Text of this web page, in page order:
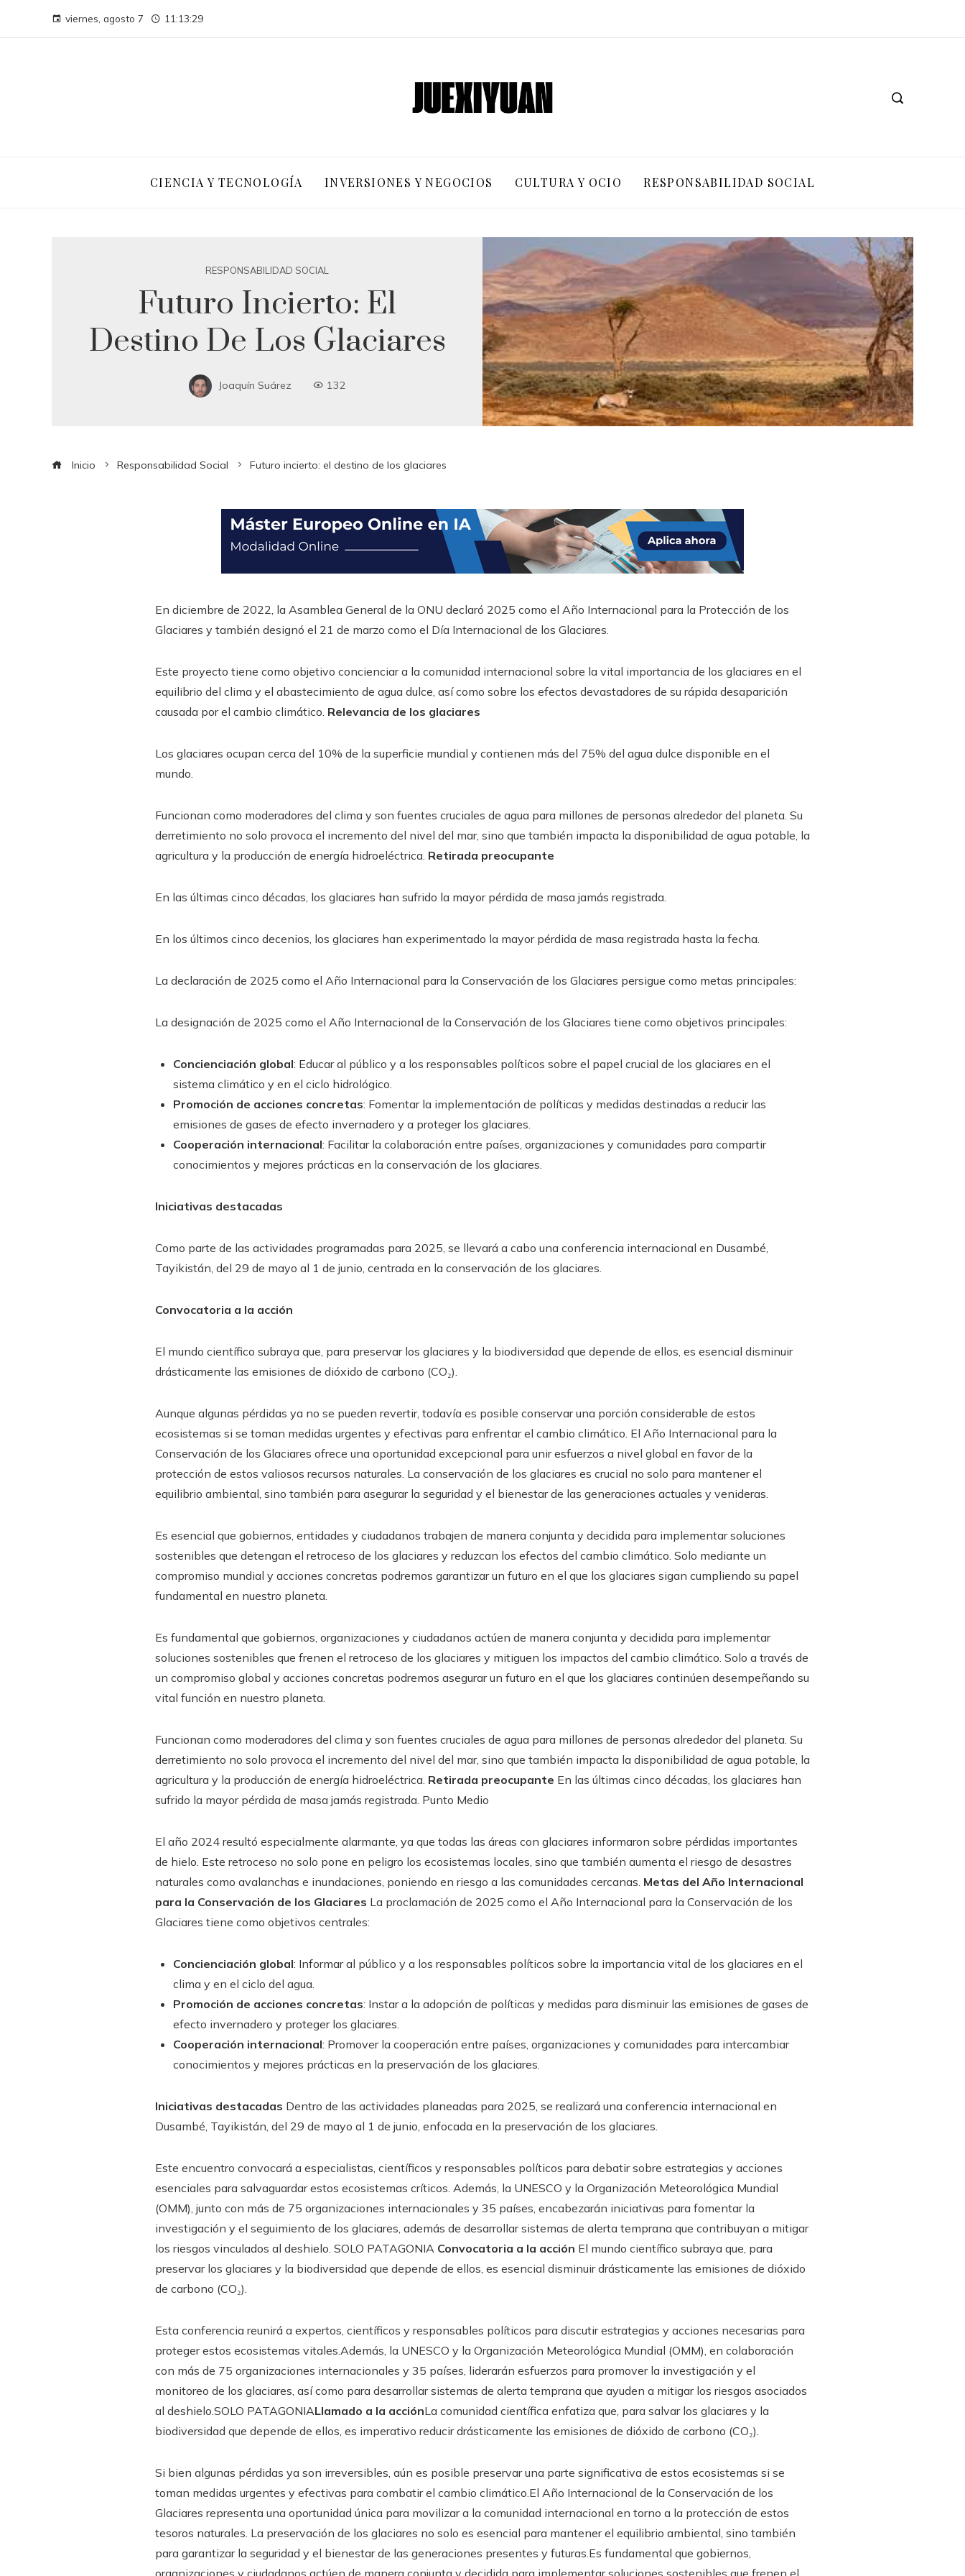
viernes, agosto 7 11:13:30
CIENCIA Y TECNOLOGÍA INVERSIONES Y NEGOCIOS CULTURA Y OCIO RESPONSABILIDAD SOCIAL
RESPONSABILIDAD SOCIAL
Futuro Incierto: El
Destino De Los Glaciares
Joaquín Suárez 132
Inicio Responsabilidad Social Futuro incierto: el destino de los glaciares
En diciembre de 2022, la Asamblea General de la ONU declaró 2025 como el Año Internacional para la Protección de los
Glaciares y también designó el 21 de marzo como el Día Internacional de los Glaciares.
Este proyecto tiene como objetivo concienciar a la comunidad internacional sobre la vital importancia de los glaciares en el
equilibrio del clima y el abastecimiento de agua dulce, así como sobre los efectos devastadores de su rápida desaparición
causada por el cambio climático. Relevancia de los glaciares
Los glaciares ocupan cerca del 10% de la superficie mundial y contienen más del 75% del agua dulce disponible en el
mundo.
Funcionan como moderadores del clima y son fuentes cruciales de agua para millones de personas alrededor del planeta. Su
derretimiento no solo provoca el incremento del nivel del mar, sino que también impacta la disponibilidad de agua potable, la
agricultura y la producción de energía hidroeléctrica. Retirada preocupante
En las últimas cinco décadas, los glaciares han sufrido la mayor pérdida de masa jamás registrada.
En los últimos cinco decenios, los glaciares han experimentado la mayor pérdida de masa registrada hasta la fecha.
La declaración de 2025 como el Año Internacional para la Conservación de los Glaciares persigue como metas principales:
La designación de 2025 como el Año Internacional de la Conservación de los Glaciares tiene como objetivos principales:
Concienciación global: Educar al público y a los responsables políticos sobre el papel crucial de los glaciares en el
sistema climático y en el ciclo hidrológico.
Promoción de acciones concretas: Fomentar la implementación de políticas y medidas destinadas a reducir las
emisiones de gases de efecto invernadero y a proteger los glaciares.
Cooperación internacional: Facilitar la colaboración entre países, organizaciones y comunidades para compartir
conocimientos y mejores prácticas en la conservación de los glaciares.
Iniciativas destacadas
Como parte de las actividades programadas para 2025, se llevará a cabo una conferencia internacional en Dusambé,
Tayikistán, del 29 de mayo al 1 de junio, centrada en la conservación de los glaciares.
Convocatoria a la acción
El mundo científico subraya que, para preservar los glaciares y la biodiversidad que depende de ellos, es esencial disminuir
drásticamente las emisiones de dióxido de carbono (CO₂).
Aunque algunas pérdidas ya no se pueden revertir, todavía es posible conservar una porción considerable de estos
ecosistemas si se toman medidas urgentes y efectivas para enfrentar el cambio climático. El Año Internacional para la
Conservación de los Glaciares ofrece una oportunidad excepcional para unir esfuerzos a nivel global en favor de la
protección de estos valiosos recursos naturales. La conservación de los glaciares es crucial no solo para mantener el
equilibrio ambiental, sino también para asegurar la seguridad y el bienestar de las generaciones actuales y venideras.
Es esencial que gobiernos, entidades y ciudadanos trabajen de manera conjunta y decidida para implementar soluciones
sostenibles que detengan el retroceso de los glaciares y reduzcan los efectos del cambio climático. Solo mediante un
compromiso mundial y acciones concretas podremos garantizar un futuro en el que los glaciares sigan cumpliendo su papel
fundamental en nuestro planeta.
Es fundamental que gobiernos, organizaciones y ciudadanos actúen de manera conjunta y decidida para implementar
soluciones sostenibles que frenen el retroceso de los glaciares y mitiguen los impactos del cambio climático. Solo a través de
un compromiso global y acciones concretas podremos asegurar un futuro en el que los glaciares continúen desempeñando su
vital función en nuestro planeta.
Funcionan como moderadores del clima y son fuentes cruciales de agua para millones de personas alrededor del planeta. Su
derretimiento no solo provoca el incremento del nivel del mar, sino que también impacta la disponibilidad de agua potable, la
agricultura y la producción de energía hidroeléctrica. Retirada preocupante En las últimas cinco décadas, los glaciares han
sufrido la mayor pérdida de masa jamás registrada. Punto Medio
El año 2024 resultó especialmente alarmante, ya que todas las áreas con glaciares informaron sobre pérdidas importantes
de hielo. Este retroceso no solo pone en peligro los ecosistemas locales, sino que también aumenta el riesgo de desastres
naturales como avalanchas e inundaciones, poniendo en riesgo a las comunidades cercanas. Metas del Año Internacional
para la Conservación de los Glaciares La proclamación de 2025 como el Año Internacional para la Conservación de los
Glaciares tiene como objetivos centrales:
Concienciación global: Informar al público y a los responsables políticos sobre la importancia vital de los glaciares en el
clima y en el ciclo del agua.
Promoción de acciones concretas: Instar a la adopción de políticas y medidas para disminuir las emisiones de gases de
efecto invernadero y proteger los glaciares.
Cooperación internacional: Promover la cooperación entre países, organizaciones y comunidades para intercambiar
conocimientos y mejores prácticas en la preservación de los glaciares.
Iniciativas destacadas Dentro de las actividades planeadas para 2025, se realizará una conferencia internacional en
Dusambé, Tayikistán, del 29 de mayo al 1 de junio, enfocada en la preservación de los glaciares.
Este encuentro convocará a especialistas, científicos y responsables políticos para debatir sobre estrategias y acciones
esenciales para salvaguardar estos ecosistemas críticos. Además, la UNESCO y la Organización Meteorológica Mundial
(OMM), junto con más de 75 organizaciones internacionales y 35 países, encabezarán iniciativas para fomentar la
investigación y el seguimiento de los glaciares, además de desarrollar sistemas de alerta temprana que contribuyan a mitigar
los riesgos vinculados al deshielo. SOLO PATAGONIA Convocatoria a la acción El mundo científico subraya que, para
preservar los glaciares y la biodiversidad que depende de ellos, es esencial disminuir drásticamente las emisiones de dióxido
de carbono (CO₂).
Esta conferencia reunirá a expertos, científicos y responsables políticos para discutir estrategias y acciones necesarias para
proteger estos ecosistemas vitales.Además, la UNESCO y la Organización Meteorológica Mundial (OMM), en colaboración
con más de 75 organizaciones internacionales y 35 países, liderarán esfuerzos para promover la investigación y el
monitoreo de los glaciares, así como para desarrollar sistemas de alerta temprana que ayuden a mitigar los riesgos asociados
al deshielo.SOLO PATAGONIALlamado a la acciónLa comunidad científica enfatiza que, para salvar los glaciares y la
biodiversidad que depende de ellos, es imperativo reducir drásticamente las emisiones de dióxido de carbono (CO₂).
Si bien algunas pérdidas ya son irreversibles, aún es posible preservar una parte significativa de estos ecosistemas si se
toman medidas urgentes y efectivas para combatir el cambio climático.El Año Internacional de la Conservación de los
Glaciares representa una oportunidad única para movilizar a la comunidad internacional en torno a la protección de estos
tesoros naturales. La preservación de los glaciares no solo es esencial para mantener el equilibrio ambiental, sino también
para garantizar la seguridad y el bienestar de las generaciones presentes y futuras.Es fundamental que gobiernos,
organizaciones y ciudadanos actúen de manera conjunta y decidida para implementar soluciones sostenibles que frenen el